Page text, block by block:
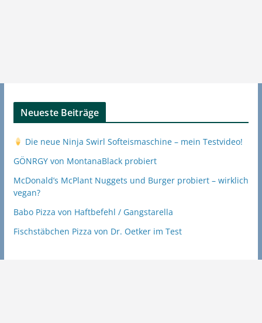
Neueste Beiträge
Die neue Ninja Swirl Softeismaschine – mein Testvideo!
GÖNRGY von MontanaBlack probiert
McDonald’s McPlant Nuggets und Burger probiert – wirklich
vegan?
Babo Pizza von Haftbefehl / Gangstarella
Fischstäbchen Pizza von Dr. Oetker im Test